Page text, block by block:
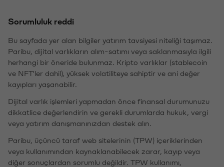
Sorumluluk reddi
Bu sayfada yer alan bilgiler yatırım tavsiyesi niteliği taşımaz.
Paribu, dijital varlıkların alım-satımı veya saklanmasıyla ilgili
herhangi bir öneride bulunmaz. Kripto varlıklar (stablecoin
ve NFT'ler dahil), yüksek volatiliteye sahiptir ve ani değer
kayıpları yaşanabilir.
Dijital varlık işlemleri yapmadan önce finansal durumunuzu
dikkatlice değerlendirin ve gerekli durumlarda hukuk, vergi
veya yatırım danışmanınızdan destek alın.
Paribu, üçüncü taraf web sitelerinin (TPW) içeriklerinden
veya kullanımından kaynaklanabilecek zarar, kayıp veya
diğer sonuçlardan sorumlu değildir. TPW kullanımı,